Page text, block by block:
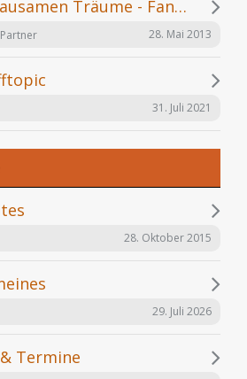
Das Buch der grausamen Träume - Fanfiction
28. Mai 2013
31. Juli 2021
28. Oktober 2015
29. Juli 2026
Termine